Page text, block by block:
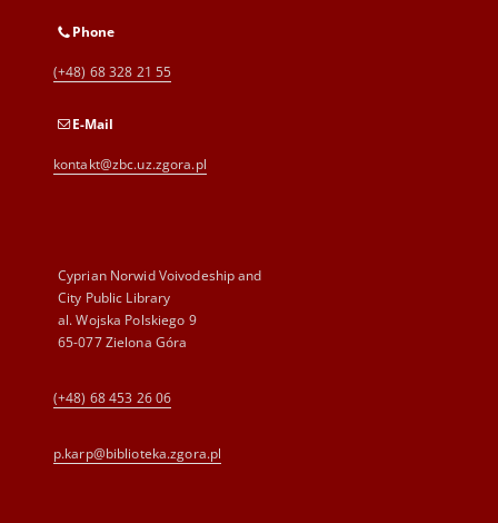
Phone
(+48) 68 328 21 55
E-Mail
kontakt@zbc.uz.zgora.pl
Cyprian Norwid Voivodeship and
City Public Library
al. Wojska Polskiego 9
65-077 Zielona Góra
(+48) 68 453 26 06
p.karp@biblioteka.zgora.pl